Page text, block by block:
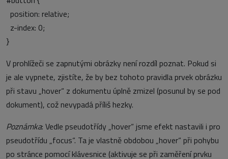
position: relative;
z-index: 0;
}
V prohlížeči se zapnutými obrázky není rozdíl poznat. Pokud si
je ale vypnete, zjistíte, že by bez tohoto pravidla prvek obrázku
při stavu „hover“ z dokumentu úplně zmizel (posunul by se pod
dokument), což nevypadá příliš hezky.
Poznámka: Vedle pseudotřídy „hover“ jsme efekt nastavili i pro
pseudotřídu „focus“. Ta je vlastně obdobou „hover“ při pohybu
po stránce pomocí klávesnice (aktivuje se při zaměření prvku